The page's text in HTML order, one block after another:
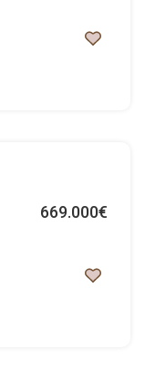
669.000€